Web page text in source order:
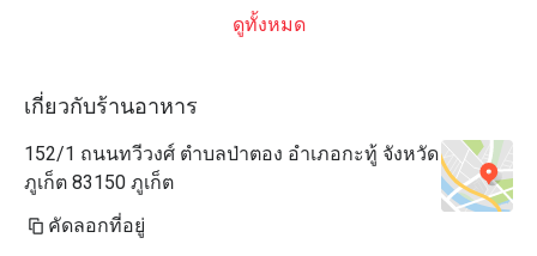
ดูทั้งหมด
เกี่ยวกับร้านอาหาร
152/1 ถนนทวีวงศ์ ตำบลป่าตอง อำเภอกะทู้ จังหวัด
ภูเก็ต 83150 ภูเก็ต
คัดลอกที่อยู่